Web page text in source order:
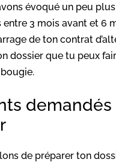
évoqué un peu
3 mois avant et 6
de ton contrat
dossier que tu peux
demandés
de préparer ton